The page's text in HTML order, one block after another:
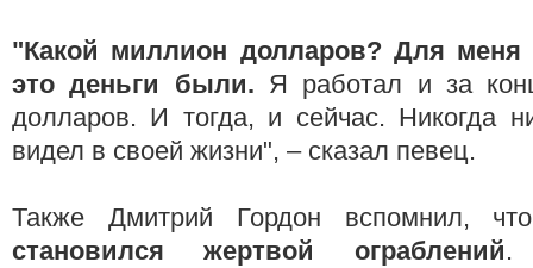
"Какой миллион долларов? Для меня
это деньги были. Я работал и за
долларов. И тогда, и сейчас. Никогда
видел в своей жизни", – сказал певец.
Также Дмитрий Гордон вспомнил,
становился жертвой ограблений.